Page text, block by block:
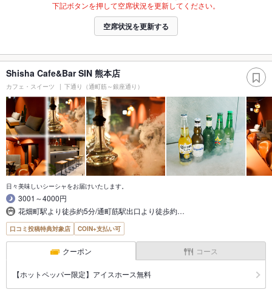
下記ボタンを押して空席状況を更新してください。
空席状況を更新する
Shisha Cafe&Bar SIN 熊本店
カフェ・スイーツ 下通り（通町筋～銀座通り）
日々美味しいシーシャをお届けいたします。
3001～4000円
花畑町駅より徒歩約5分/通町筋駅出口より徒歩約…
口コミ投稿特典対象店 COIN+支払い可
クーポン コース
【ホットペッパー限定】アイスホース無料